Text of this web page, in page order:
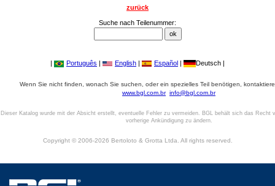
zurück
Suche nach Teilenummer:
| Português | English | Español | Deutsch |
Wenn Sie nicht finden, wonach Sie suchen, oder ein spezielles Teil benötigen,
www.bgl.com.br info@bgl.com.br
Dieser Katalog wurde mit der Absicht erstellt, eventuelle Fehler zu vermeiden. BGL behält sich das Recht
vorherige Ankündigung zu ändern.
Copyright © 2006-2026 Bertoloto & Grotta Ltda. All rights reserved.